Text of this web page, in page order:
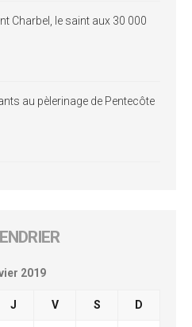
Charbel, le saint aux 30 000
au pèlerinage de Pentecôte
2019
J V S D